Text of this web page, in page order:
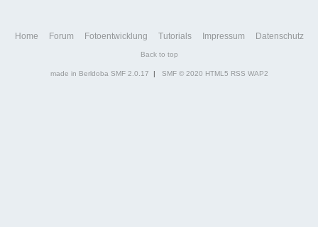
Home Forum Fotoentwicklung Tutorials Impressum Datenschutz
Back to top
made in Berldoba SMF 2.0.17 | SMF © 2020 HTML5 RSS WAP2